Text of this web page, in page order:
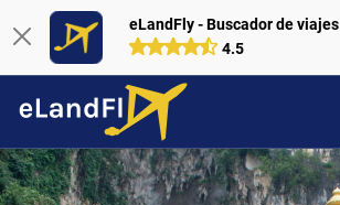
eLandFly - Buscador de viajes
4.5